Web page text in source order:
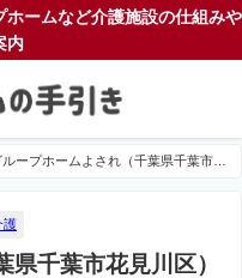
ームなど介護施設の仕組みや
内
ループホームよされ（千葉県千葉市花
護
千葉市花見川区）